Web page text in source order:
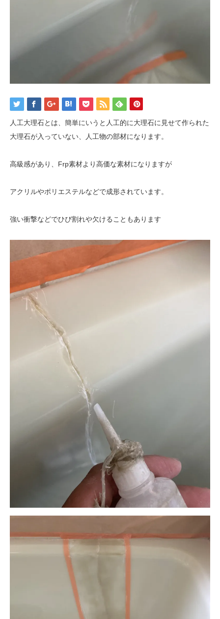
人工大理石とは、簡単にいうと人工的に大理石に見せて作られた
大理石が入っていない、人工物の部材になります。
高級感があり、Frp素材より高価な素材になりますが
アクリルやポリエステルなどで成形されています。
強い衝撃などでひび割れや欠けることもあります